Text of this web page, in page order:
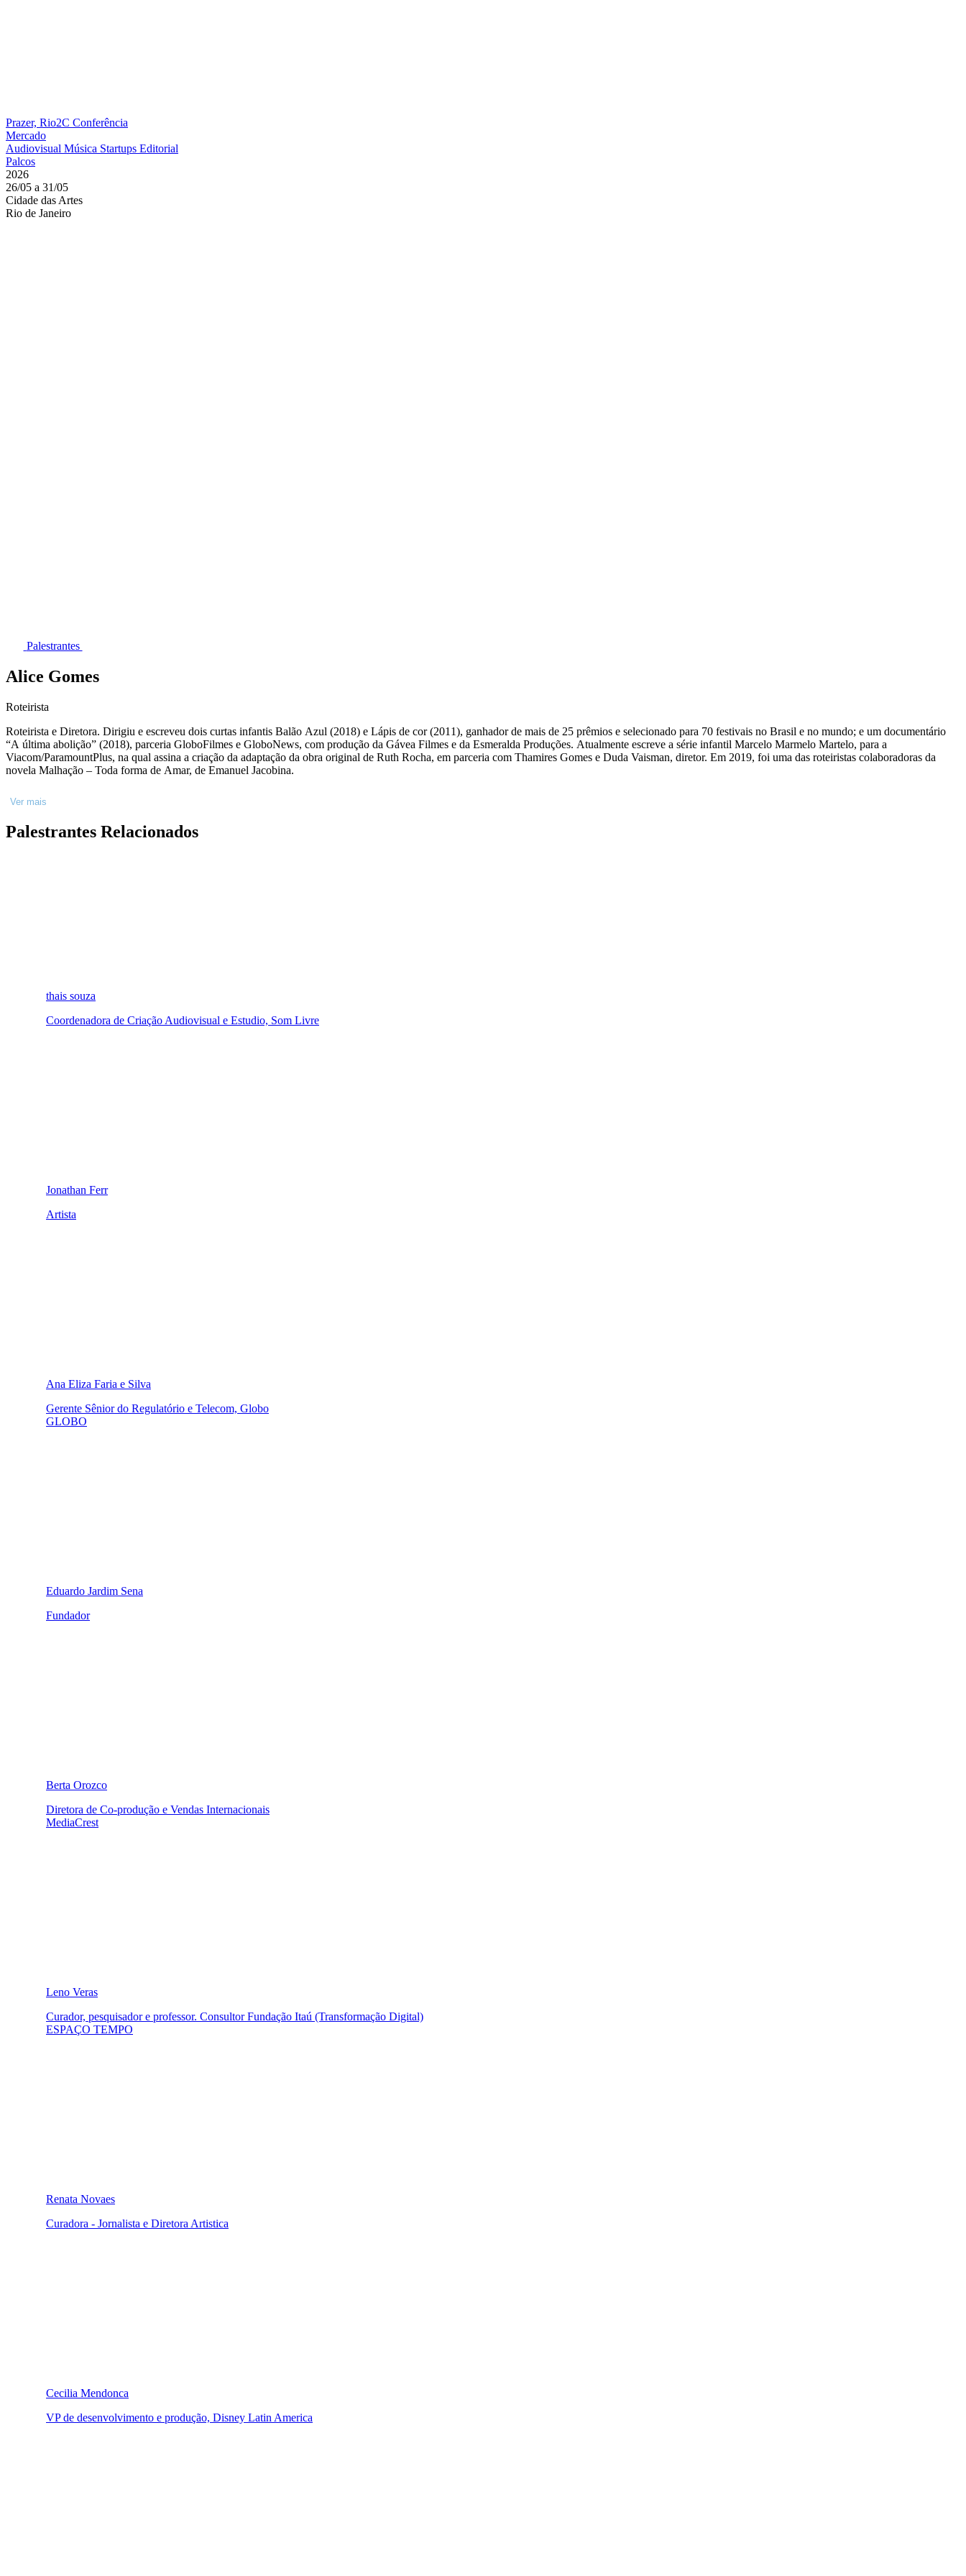
Prazer, Rio2C Conferência
Mercado
Audiovisual Música Startups Editorial
Palcos
2026
26/05 a 31/05
Cidade das Artes
Rio de Janeiro
Palestrantes
Alice Gomes
Roteirista
Roteirista e Diretora. Dirigiu e escreveu dois curtas infantis Balão Azul (2018) e Lápis de cor (2011), ganhador de mais de 25 prêmios e selecionado para 70 festivais no Brasil e no mundo; e um documentário
“A última abolição” (2018), parceria GloboFilmes e GloboNews, com produção da Gávea Filmes e da Esmeralda Produções. Atualmente escreve a série infantil Marcelo Marmelo Martelo, para a
Viacom/ParamountPlus, na qual assina a criação da adaptação da obra original de Ruth Rocha, em parceria com Thamires Gomes e Duda Vaisman, diretor. Em 2019, foi uma das roteiristas colaboradoras da
novela Malhação – Toda forma de Amar, de Emanuel Jacobina.
Ver mais
Palestrantes Relacionados
thais souza
Coordenadora de Criação Audiovisual e Estudio, Som Livre
Jonathan Ferr
Artista
Ana Eliza Faria e Silva
Gerente Sênior do Regulatório e Telecom, Globo
GLOBO
Eduardo Jardim Sena
Fundador
Berta Orozco
Diretora de Co-produção e Vendas Internacionais
MediaCrest
Leno Veras
Curador, pesquisador e professor. Consultor Fundação Itaú (Transformação Digital)
ESPAÇO TEMPO
Renata Novaes
Curadora - Jornalista e Diretora Artistica
Cecilia Mendonca
VP de desenvolvimento e produção, Disney Latin America